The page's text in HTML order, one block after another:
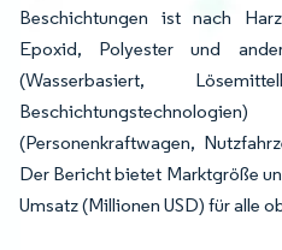
Beschichtungen ist nach
Epoxid, Polyester und
(Wasserbasiert,
(Personenkraftwagen,
Der Bericht bietet Marktgröße
Umsatz (Millionen USD) für alle